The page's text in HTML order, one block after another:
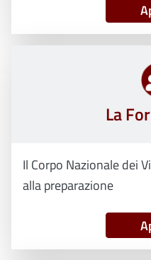
La
Il Corpo Nazionale dei
alla preparazione